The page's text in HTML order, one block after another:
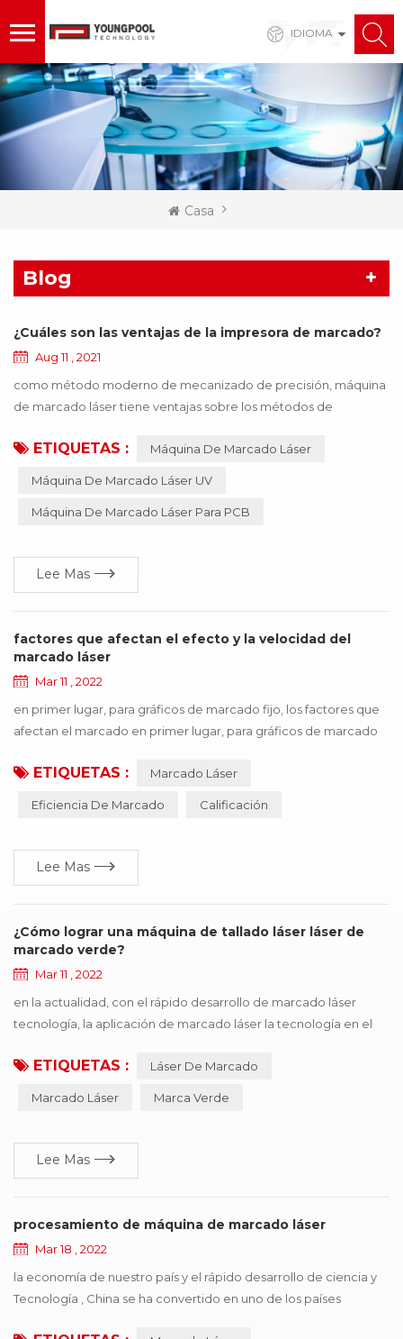
IDIOMA
Casa
Blog
¿Cuáles son las ventajas de la impresora de marcado?
Aug 11 , 2021
como método moderno de mecanizado de precisión, máquina
de marcado láser tiene ventajas sobre los métodos de
mecánico y la electroerosión. el equipo no requiere
especialmente adecuado para precisión, profundidad,
requisitos de suavidad del campo , tan ampliamente utilizado en
ETIQUETAS : Máquina De Marcado Láser
Máquina De Marcado Láser UV
Máquina De Marcado Láser Para PCB
Lee Mas
factores que afectan el efecto y la velocidad del
marcado láser
Mar 11 , 2022
en primer lugar, para gráficos de marcado fijo, los factores que
afectan el marcado en primer lugar, para gráficos de marcado
dividir en equipos en sí y materiales de procesamiento. por lo
ETIQUETAS : Marcado Láser
Eficiencia De Marcado Calificación
Lee Mas
¿Cómo lograr una máquina de tallado láser láser de
marcado verde?
Mar 11 , 2022
en la actualidad, con el rápido desarrollo de marcado láser
tecnología, la aplicación de marcado láser la tecnología en el
campos podemos ver la figura de la aplicación del láser , se
ETIQUETAS : Láser De Marcado
Marcado Láser Marca Verde
Lee Mas
procesamiento de máquina de marcado láser
Mar 18 , 2022
la economía de nuestro país y el rápido desarrollo de ciencia y
Tecnología , China se ha convertido en uno de los países